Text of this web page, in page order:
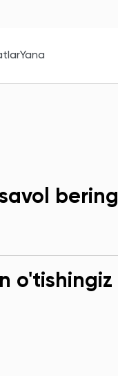
Yana
bering
o'tishingiz